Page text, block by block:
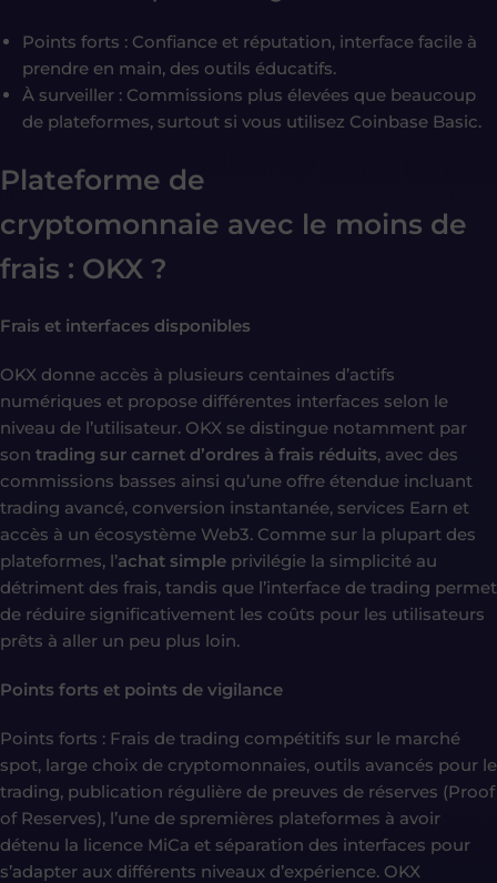
Points forts : Confiance et réputation, interface facile à
prendre en main, des outils éducatifs.
À surveiller : Commissions plus élevées que beaucoup
de plateformes, surtout si vous utilisez Coinbase Basic.
Plateforme de
cryptomonnaie avec le moins de
frais : OKX ?
Frais et interfaces disponibles
OKX donne accès à plusieurs centaines d’actifs
numériques et propose différentes interfaces selon le
niveau de l’utilisateur. OKX se distingue notamment par
son trading sur carnet d’ordres à frais réduits, avec des
commissions basses ainsi qu’une offre étendue incluant
trading avancé, conversion instantanée, services Earn et
accès à un écosystème Web3. Comme sur la plupart des
plateformes, l’achat simple privilégie la simplicité au
détriment des frais, tandis que l’interface de trading permet
de réduire significativement les coûts pour les utilisateurs
prêts à aller un peu plus loin.
Points forts et points de vigilance
Points forts : Frais de trading compétitifs sur le marché
spot, large choix de cryptomonnaies, outils avancés pour le
trading, publication régulière de preuves de réserves (Proof
of Reserves), l’une de spremières plateformes à avoir
détenu la licence MiCa et séparation des interfaces pour
s’adapter aux différents niveaux d’expérience. OKX